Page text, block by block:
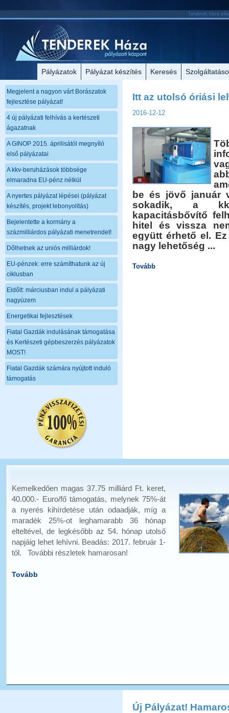
Tenderek háza
Pályázatok Pályázat készítés Keresés
Megjelent a nagyon várt Borászatok
fejlesztése pályázat!
4 új pályázati felhívás a kertészeti
ágazatnak
A GINOP 2015. áprilisától megnyíló
első pályázatai
A kkv-beruházások többsége
elmaradna EU-pénz nélkül
A nyertes pályázat lépései (pályázat
készítés, projekt lebonyolítás)
Bejelentette a kormány a
százmilliárdos pályázati menetrendet!
Dőlhetnek az uniós milliárdok!
EU-pénzek: erre számíthatunk az új
ciklusban
Eldőlt: márciusban indul a pályázati
nagyüzem
Energetikai fejlesztések
Fiatal Gazdák indulásának támogatása
és Kertészeti gépbeszerzés pályázatok
MOST!
Fiatal Gazdák számára nyújtott induló
támogatás
Itt az utolsó óriási
2016-12-12
be és jövő január
sokadik, a
kapacitásbővítő
hitel és vissza
együtt érhető el.
nagy lehetőség ...
Tovább
Kemelkedően magas 37.75 milliárd Ft. keret,
40.000.- Euro/fő támogatás, melynek 75%-át
a nyerés kihírdetése után odaadják, míg a
maradék 25%-ot leghamarabb 36 hónap
elteltével, de legkésőbb az 54. hónap utolső
napjáig lehet lehívni. Beadás: 2017. február 1-
től. További részletek hamarosan!
Tovább
Új Pályázat!